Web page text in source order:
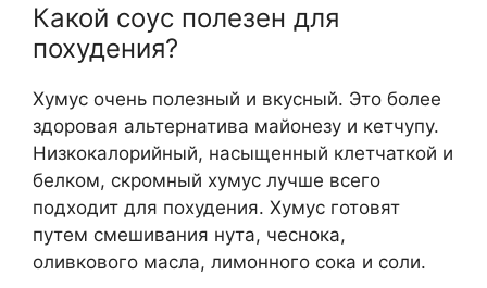
Какой соус полезен для
похудения?
Хумус очень полезный и вкусный. Это более
здоровая альтернатива майонезу и кетчупу.
Низкокалорийный, насыщенный клетчаткой и
белком, скромный хумус лучше всего
подходит для похудения. Хумус готовят
путем смешивания нута, чеснока,
оливкового масла, лимонного сока и соли.